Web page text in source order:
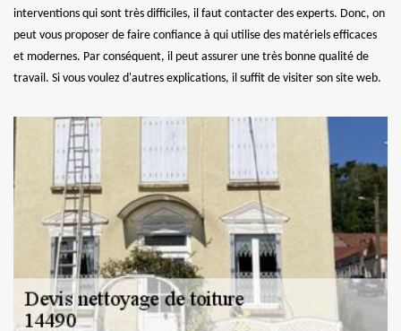
interventions qui sont très difficiles, il faut contacter des experts. Donc, on
peut vous proposer de faire confiance à qui utilise des matériels efficaces
et modernes. Par conséquent, il peut assurer une très bonne qualité de
travail. Si vous voulez d'autres explications, il suffit de visiter son site web.